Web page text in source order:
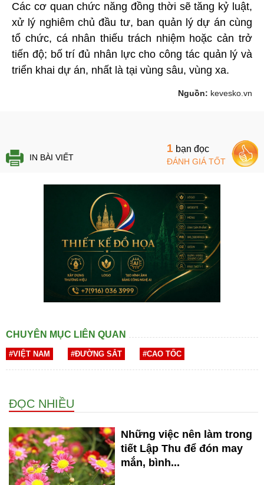
Các cơ quan chức năng đồng thời sẽ tăng kỷ luật,
xử lý nghiêm chủ đầu tư, ban quản lý dự án cùng
tổ chức, cá nhân thiếu trách nhiệm hoặc cản trở
tiến độ; bố trí đủ nhân lực cho công tác quản lý và
triển khai dự án, nhất là tại vùng sâu, vùng xa.
Nguồn: kevesko.vn
IN BÀI VIẾT
1 bạn đọc
ĐÁNH GIÁ TỐT
CHUYÊN MỤC LIÊN QUAN
#VIỆT NAM #ĐƯỜNG SẮT #CAO TỐC
ĐỌC NHIỀU
Những việc nên làm trong
tiết Lập Thu để đón may
mắn, bình...